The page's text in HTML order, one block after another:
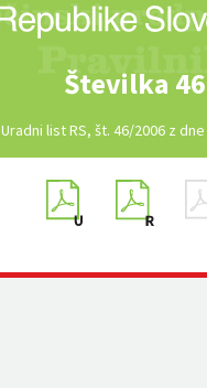
Številka 46
Uradni list RS, št. 46/2006 z dne